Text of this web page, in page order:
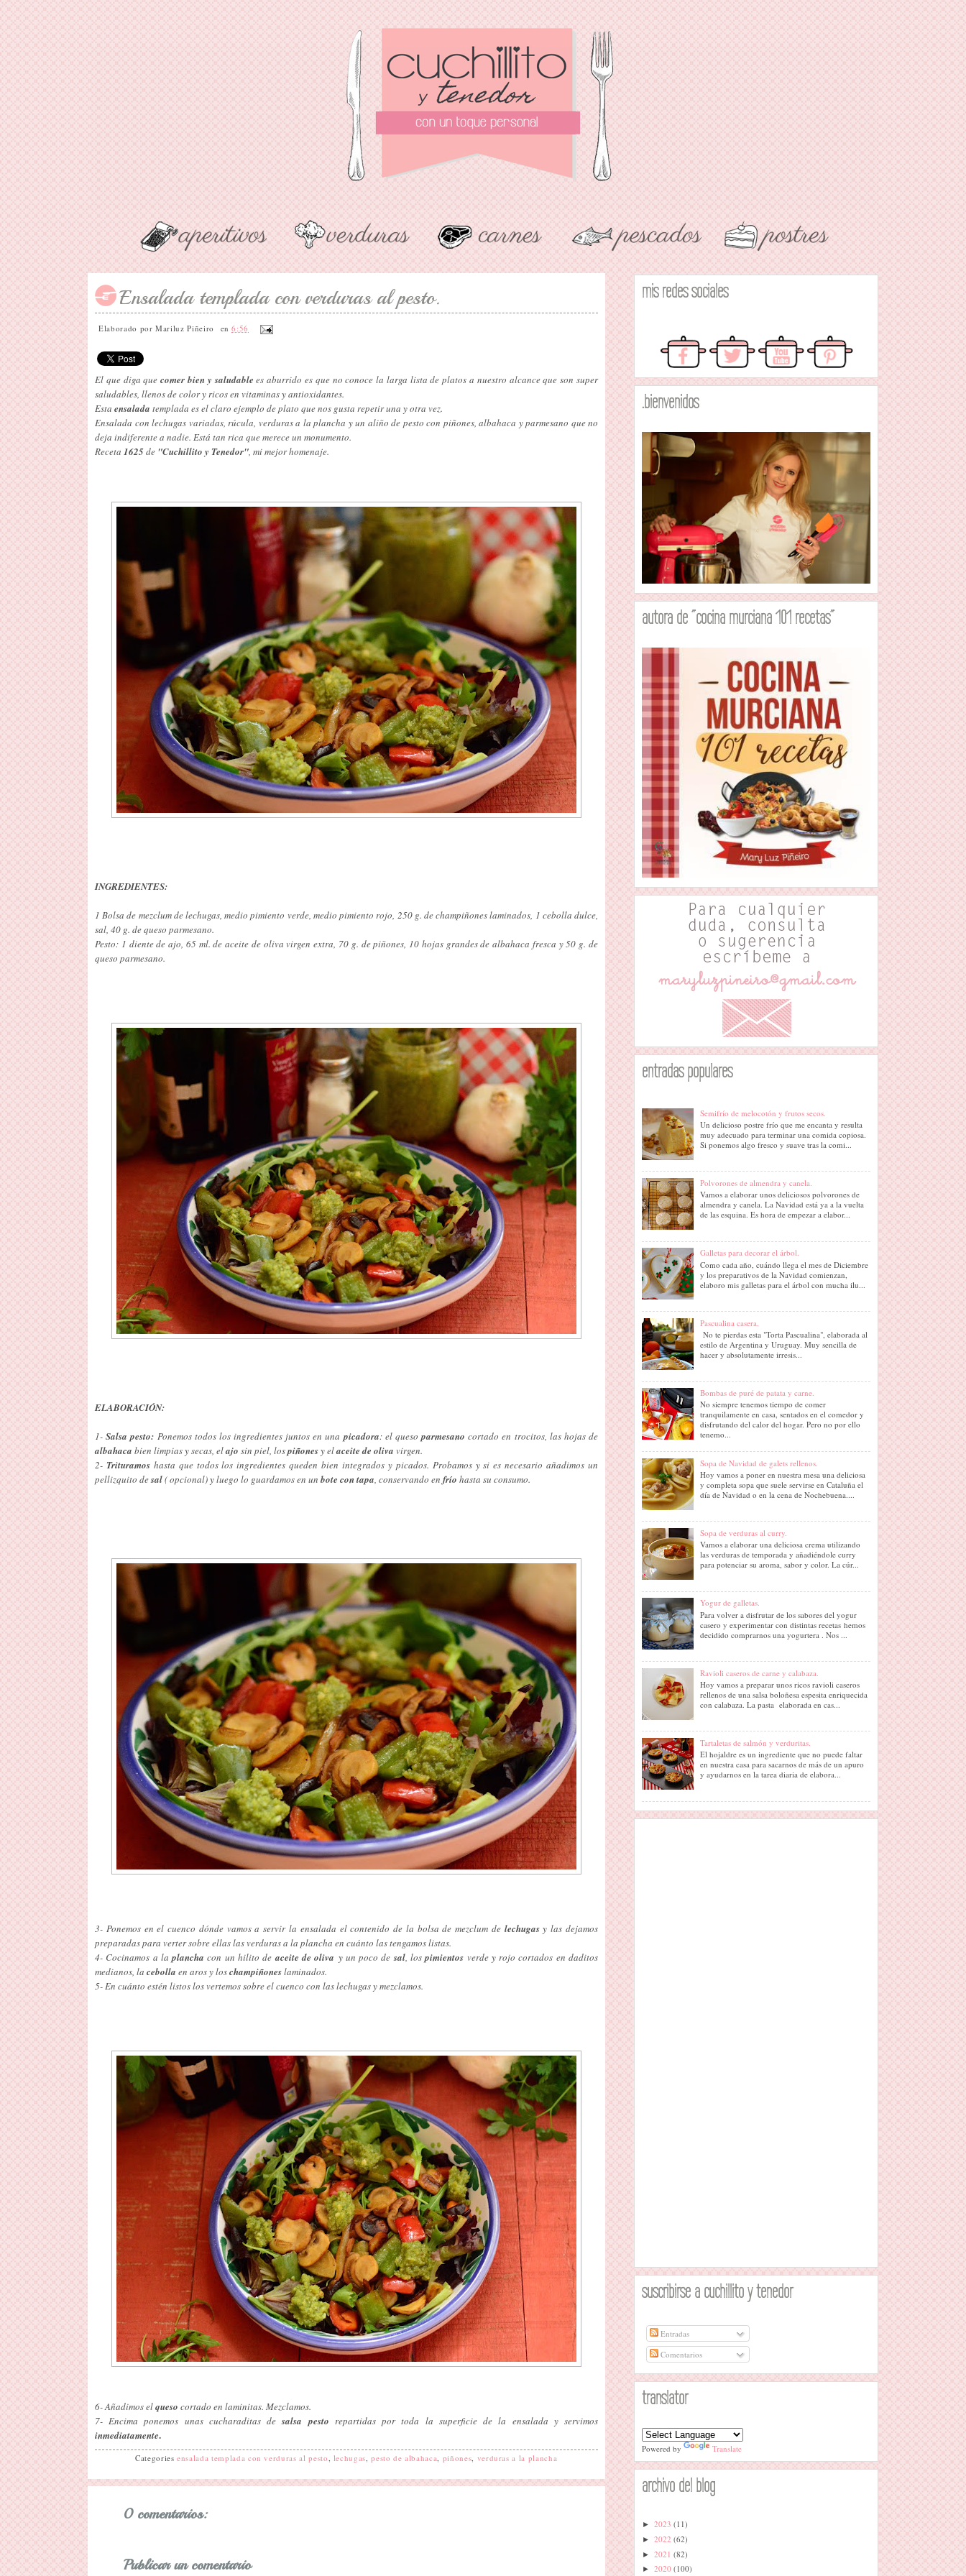
Ensalada templada con verduras al pesto.
Elaborado porMariluz Piñeiro en6:56
El que diga quecomer bien y saludable es aburrido es que no conoce la larga lista de platos a nuestro alcance que son super
saludables, llenos de color y ricos en vitaminas y antioxidantes.
Esta ensalada templada es el claro ejemplo de plato que nos gusta repetir una y otra vez.
Ensalada con lechugas variadas, rúcula, verduras a la plancha y un aliño de pesto con piñones, albahaca y parmesano que no
deja indiferente a nadie. Está tan rica que merece un monumento.
Receta 1625de "Cuchillito y Tenedor", mi mejor homenaje.
INGREDIENTES:
1 Bolsa de mezclum de lechugas, medio pimiento verde, medio pimiento rojo, 250 g. de champiñones laminados, 1 cebolla dulce,
sal, 40 g. de queso parmesano.
Pesto: 1 diente de ajo, 65 ml. de aceite de oliva virgen extra, 70 g. de piñones, 10 hojas grandes de albahaca fresca y 50 g. de
queso parmesano.
ELABORACIÓN:
1-Salsa pesto: Ponemos todos los ingredientes juntos en una picadora: el quesoparmesano cortado en trocitos, las hojas de
albahaca bien limpias y secas, elajo sin piel, lospiñonesy elaceite de oliva virgen.
2- Trituramoshasta que todos los ingredientes queden bien integrados y picados. Probamos y si es necesario añadimos un
pellizquito desal( opcional) y luego lo guardamos en un bote con tapa, conservando en frío hasta su consumo.
3- Ponemos en el cuenco dónde vamos a servir la ensalada el contenido de la bolsa de mezclum de lechugasy las dejamos
preparadas para verter sobre ellas las verduras a la plancha en cuánto las tengamos listas.
4- Cocinamos a laplancha con un hilito deaceite de oliva y un poco desal, lospimientos verde y rojo cortados en daditos
medianos, la cebolla en aros y loschampiñoneslaminados.
5- En cuánto estén listos los vertemos sobre el cuenco con las lechugas y mezclamos.
6- Añadimos elqueso cortado en laminitas. Mezclamos.
7- Encima ponemos unas cucharaditas de salsa pesto repartidas por toda la superficie de la ensalada y servimos
inmediatamente.
Categoriesensalada templada con verduras al pesto lechugas ,pesto de albahaca piñones verduras a la plancha
0 comentarios:
Publicar un comentario
mis redes sociales
.bienvenidos
autora de "cocina murciana 101 recetas"
entradas populares
Semifrío de melocotón y frutos secos.
Un delicioso postre frío que me encanta y resulta
muy adecuado para terminar una comida copiosa.
Si ponemos algo fresco y suave tras la comi...
Polvorones de almendra y canela.
Vamos a elaborar unos deliciosos polvorones de
almendra y canela. La Navidad está ya a la vuelta
de las esquina. Es hora de empezar a elabor...
Galletas para decorar el árbol.
Como cada año, cuándo llega el mes de Diciembre
y los preparativos de la Navidad comienzan,
elaboro mis galletas para el árbol con mucha ilu...
Pascualina casera.
No te pierdas esta "Torta Pascualina", elaborada al
estilo de Argentina y Uruguay. Muy sencilla de
hacer y absolutamente irresis...
Bombas de puré de patata y carne.
No siempre tenemos tiempo de comer
tranquilamente en casa, sentados en el comedor y
disfrutando del calor del hogar. Pero no por ello
tenemo...
Sopa de Navidad de galets rellenos.
Hoy vamos a poner en nuestra mesa una deliciosa
y completa sopa que suele servirse en Cataluña el
día de Navidad o en la cena de Nochebuena....
Sopa de verduras al curry.
Vamos a elaborar una deliciosa crema utilizando
las verduras de temporada y añadiéndole curry
para potenciar su aroma, sabor y color. La cúr...
Yogur de galletas.
Para volver a disfrutar de los sabores del yogur
casero y experimentar con distintas recetas hemos
decidido comprarnos una yogurtera . Nos ...
Ravioli caseros de carne y calabaza.
Hoy vamos a preparar unos ricos ravioli caseros
rellenos de una salsa boloñesa espesita enriquecida
con calabaza. La pasta elaborada en cas...
Tartaletas de salmón y verduritas.
El hojaldre es un ingrediente que no puede faltar
en nuestra casa para sacarnos de más de un apuro
y ayudarnos en la tarea diaria de elabora...
suscribirse a cuchillito y tenedor
Entradas
Comentarios
translator
Powered by Translate
archivo del blog
► 2023 (11)
► 2022 (62)
► 2021 (82)
► 2020 (100)